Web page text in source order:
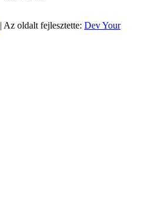
| Az oldalt fejlesztette: Dev Your